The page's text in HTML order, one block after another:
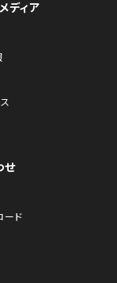
ディア
せ
ード